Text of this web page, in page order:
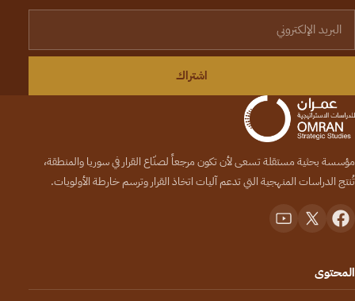
اشتراك
مؤسسة بحثية مستقلة تسعى لأن تكون مرجعاً لصنّاع القرار في سوريا والمنطقة،
تُنتج الدراسات المنهجية التي تدعم آليات اتخاذ القرار وترسم خارطة الأولويات.
المحتوى